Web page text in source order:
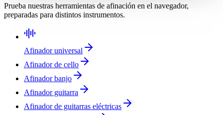
Prueba nuestras herramientas de afinación en el navegador,
preparadas para distintos instrumentos.
Afinador universal
Afinador de cello
Afinador banjo
Afinador guitarra
Afinador de guitarras eléctricas